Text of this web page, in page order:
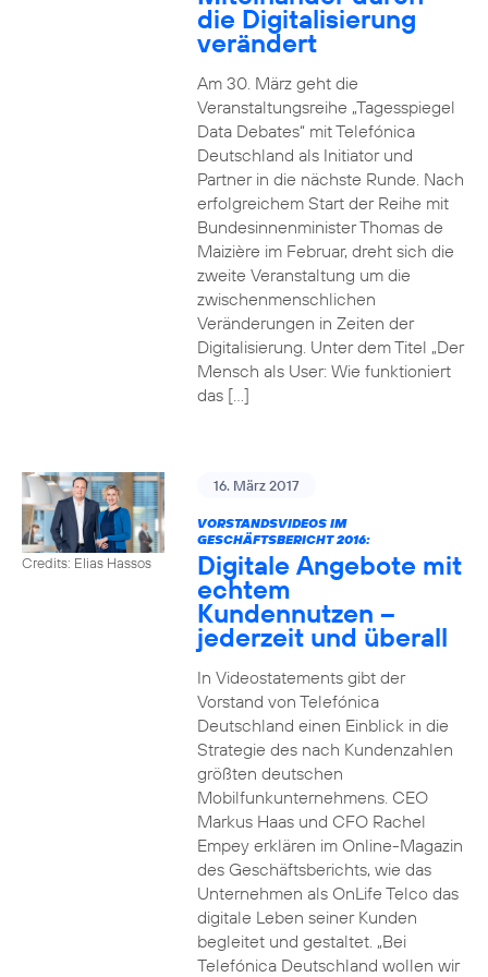
die Digitalisierung
verändert
Am 30. März geht die
Veranstaltungsreihe „Tagesspiegel
Data Debates“ mit Telefónica
Deutschland als Initiator und
Partner in die nächste Runde. Nach
erfolgreichem Start der Reihe mit
Bundesinnenminister Thomas de
Maizière im Februar, dreht sich die
zweite Veranstaltung um die
zwischenmenschlichen
Veränderungen in Zeiten der
Digitalisierung. Unter dem Titel „Der
Mensch als User: Wie funktioniert
das […]
Credits: Elias Hassos
16. März 2017
VORSTANDSVIDEOS IM
GESCHÄFTSBERICHT 2016:
Digitale Angebote mit
echtem
Kundennutzen –
jederzeit und überall
In Videostatements gibt der
Vorstand von Telefónica
Deutschland einen Einblick in die
Strategie des nach Kundenzahlen
größten deutschen
Mobilfunkunternehmens. CEO
Markus Haas und CFO Rachel
Empey erklären im Online-Magazin
des Geschäftsberichts, wie das
Unternehmen als OnLife Telco das
digitale Leben seiner Kunden
begleitet und gestaltet. „Bei
Telefónica Deutschland wollen wir